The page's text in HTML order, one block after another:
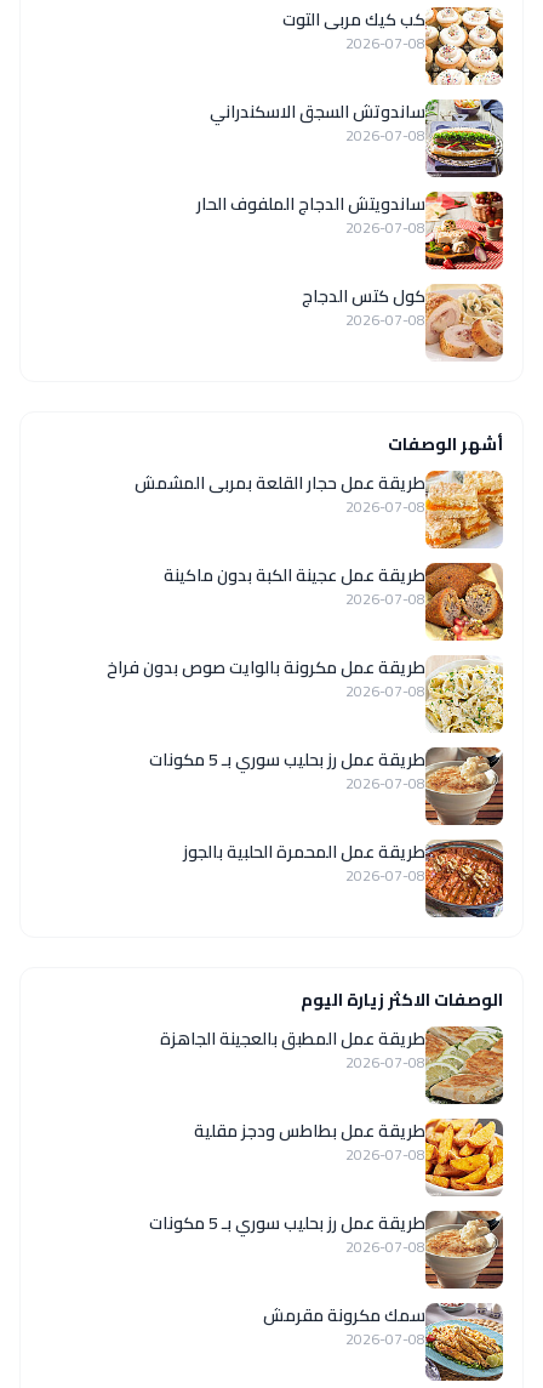
كب كيك مربى التوت
2026-07-08
ساندوتش السجق الاسكندراني
2026-07-08
ساندويتش الدجاج الملفوف الحار
2026-07-08
كول كتس الدجاج
2026-07-08
أشهر الوصفات
طريقة عمل حجار القلعة بمربى المشمش
2026-07-08
طريقة عمل عجينة الكبة بدون ماكينة
2026-07-08
طريقة عمل مكرونة بالوايت صوص بدون فراخ
2026-07-08
طريقة عمل رز بحليب سوري بـ 5 مكونات
2026-07-08
طريقة عمل المحمرة الحلبية بالجوز
2026-07-08
الوصفات الاكثر زيارة اليوم
طريقة عمل المطبق بالعجينة الجاهزة
2026-07-08
طريقة عمل بطاطس ودجز مقلية
2026-07-08
طريقة عمل رز بحليب سوري بـ 5 مكونات
2026-07-08
سمك مكرونة مقرمش
2026-07-08